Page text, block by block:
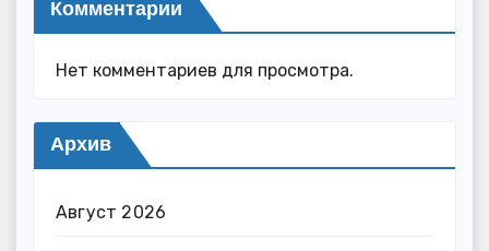
Комментарии
Нет комментариев для просмотра.
Архив
Август 2026